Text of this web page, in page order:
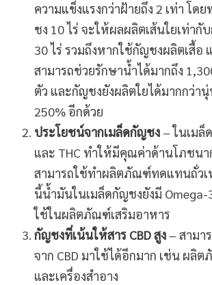
ความแข็งแรงกว่าฝ้ายถึง 2 เท่า โด
ชง 10 ไร่ จะให้ผลผลิตเส้นใยเท่ากั
30 ไร่ รวมถึงหากใช้กัญชงผลิตเสื้อ
สามารถช่วยรักษาน้ำได้มากถึง
ตัว และกัญชงยังผลิตใยได้มากกว่านุ่
250% อีกด้วย
ประโยชน์จากเมล็ดกัญชง – ในเมล็
และ THC ทำให้มีคุณค่าด้านโภชนา
สามารถใช้ทำผลิตภัณฑ์ทดแทนถั่วเ
นี้น้ำมันในเมล็ดกัญชงยังมี
ใช้ในผลิตภัณฑ์เสริมอาหาร
กัญชงที่เน้นให้สาร CBDสูง – สามา
จาก CBD มาใช้ได้อีกมาก เช่น ผลิ
และเครื่องสำอาง